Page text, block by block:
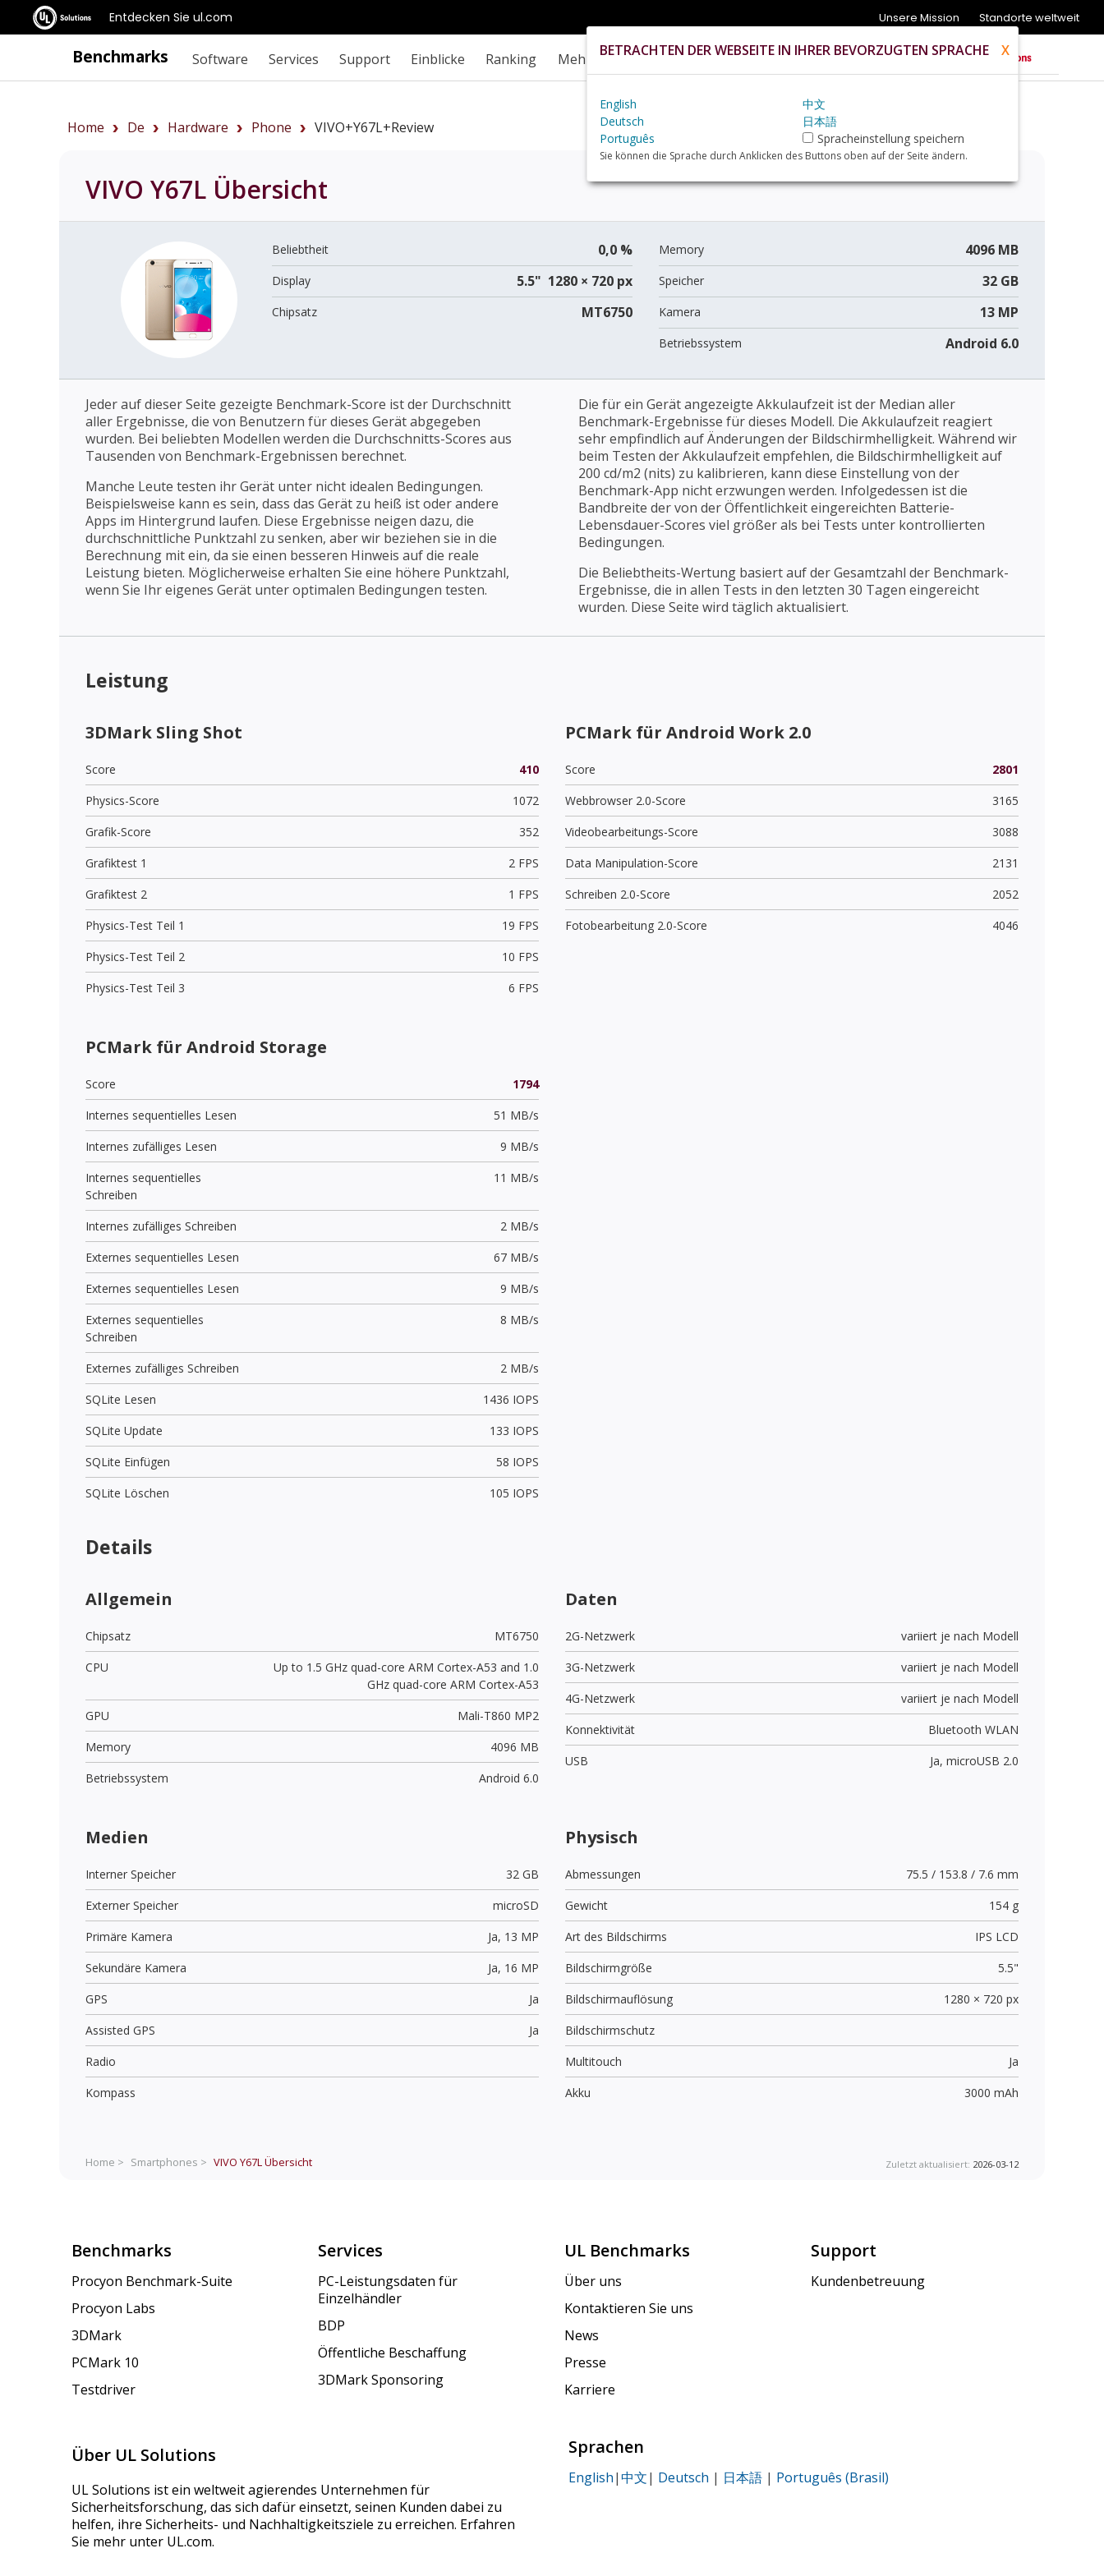
Entdecken Sie ul.com Unsere Mission Standorte weltweit
Benchmarks Software Services Support Einblicke Ranking Mehr
Home De Hardware Phone VIVO+Y67L+review
VIVO Y67L Übersicht
Beliebtheit 0,0 %
Display 5.5" 1280 × 720 px
Chipsatz MT6750
Memory 4096 MB
Speicher 32 GB
Kamera 13 MP
Betriebssystem Android 6.0
Jeder auf dieser Seite gezeigte Benchmark-Score ist der Durchschnitt
aller Ergebnisse, die von Benutzern für dieses Gerät abgegeben
wurden. Bei beliebten Modellen werden die Durchschnitts-Scores aus
Tausenden von Benchmark-Ergebnissen berechnet.
Manche Leute testen ihr Gerät unter nicht idealen Bedingungen.
Beispielsweise kann es sein, dass das Gerät zu heiß ist oder andere
Apps im Hintergrund laufen. Diese Ergebnisse neigen dazu, die
durchschnittliche Punktzahl zu senken, aber wir beziehen sie in die
Berechnung mit ein, da sie einen besseren Hinweis auf die reale
Leistung bieten. Möglicherweise erhalten Sie eine höhere Punktzahl,
wenn Sie Ihr eigenes Gerät unter optimalen Bedingungen testen.
Die für ein Gerät angezeigte Akkulaufzeit ist der Median aller
Benchmark-Ergebnisse für dieses Modell. Die Akkulaufzeit reagiert
sehr empfindlich auf Änderungen der Bildschirmhelligkeit. Während wir
beim Testen der Akkulaufzeit empfehlen, die Bildschirmhelligkeit auf
200 cd/m2 (nits) zu kalibrieren, kann diese Einstellung von der
Benchmark-App nicht erzwungen werden. Infolgedessen ist die
Bandbreite der von der Öffentlichkeit eingereichten Batterie-
Lebensdauer-Scores viel größer als bei Tests unter kontrollierten
Bedingungen.
Die Beliebtheits-Wertung basiert auf der Gesamtzahl der Benchmark-
Ergebnisse, die in allen Tests in den letzten 30 Tagen eingereicht
wurden. Diese Seite wird täglich aktualisiert.
Leistung
3DMark Sling Shot
Score
410
Physics-Score
1072
Grafik-Score
352
Grafiktest 1
2 FPS
Grafiktest 2
1 FPS
Physics-Test Teil 1
19 FPS
Physics-Test Teil 2
10 FPS
Physics-Test Teil 3
6 FPS
PCMark für Android Work 2.0
Score
2801
Webbrowser 2.0-Score
3165
Videobearbeitungs-Score
3088
Data Manipulation-Score
2131
Schreiben 2.0-Score
2052
Fotobearbeitung 2.0-Score
4046
PCMark für Android Storage
Score
1794
Internes sequentielles Lesen
51 MB/s
Internes zufälliges Lesen
9 MB/s
Internes sequentielles
Schreiben
11 MB/s
Internes zufälliges Schreiben
2 MB/s
Externes sequentielles Lesen
67 MB/s
Externes sequentielles Lesen
9 MB/s
Externes sequentielles
Schreiben
8 MB/s
Externes zufälliges Schreiben
2 MB/s
SQLite Lesen
1436 IOPS
SQLite Update
133 IOPS
SQLite Einfügen
58 IOPS
SQLite Löschen
105 IOPS
Details
Allgemein
Chipsatz
MT6750
CPU
Up to 1.5 GHz quad-core ARM Cortex-A53 and 1.0
GHz quad-core ARM Cortex-A53
GPU
Mali-T860 MP2
Memory
4096 MB
Betriebssystem
Android 6.0
Daten
2G-Netzwerk
variiert je nach Modell
3G-Netzwerk
variiert je nach Modell
4G-Netzwerk
variiert je nach Modell
Konnektivität
Bluetooth WLAN
USB
Ja, microUSB 2.0
Medien
Interner Speicher
32 GB
Externer Speicher
microSD
Primäre Kamera
Ja, 13 MP
Sekundäre Kamera
Ja, 16 MP
GPS
Ja
Assisted GPS
Ja
Radio
Kompass
Physisch
Abmessungen
75.5 / 153.8 / 7.6 mm
Gewicht
154 g
Art des Bildschirms
IPS LCD
Bildschirmgröße
5.5"
Bildschirmauflösung
1280 × 720 px
Bildschirmschutz
Multitouch
Ja
Akku
3000 mAh
Home > Smartphones > VIVO Y67LÜbersicht Zuletzt aktualisiert: 2026-03-12
Benchmarks
Procyon Benchmark-Suite
Procyon Labs
3DMark
PCMark 10
Testdriver
Services
PC-Leistungsdaten für
Einzelhändler
BDP
Öffentliche Beschaffung
3DMark Sponsoring
UL Benchmarks
Über uns
Kontaktieren Sie uns
News
Presse
Karriere
Support
Kundenbetreuung
Über UL Solutions
UL Solutions ist ein weltweit agierendes Unternehmen für
Sicherheitsforschung, das sich dafür einsetzt, seinen Kunden dabei zu
helfen, ihre Sicherheits- und Nachhaltigkeitsziele zu erreichen. Erfahren
Sie mehr unter UL.com.
Sprachen
English|中文| Deutsch | 日本語 | Português (Brasil)
BETRACHTEN DER WEBSEITE IN IHRER BEVORZUGTEN SPRACHE X
English
中文
Deutsch
日本語
Português
Spracheinstellung speichern
Sie können die Sprache durch Anklicken des Buttons oben auf der Seite ändern.